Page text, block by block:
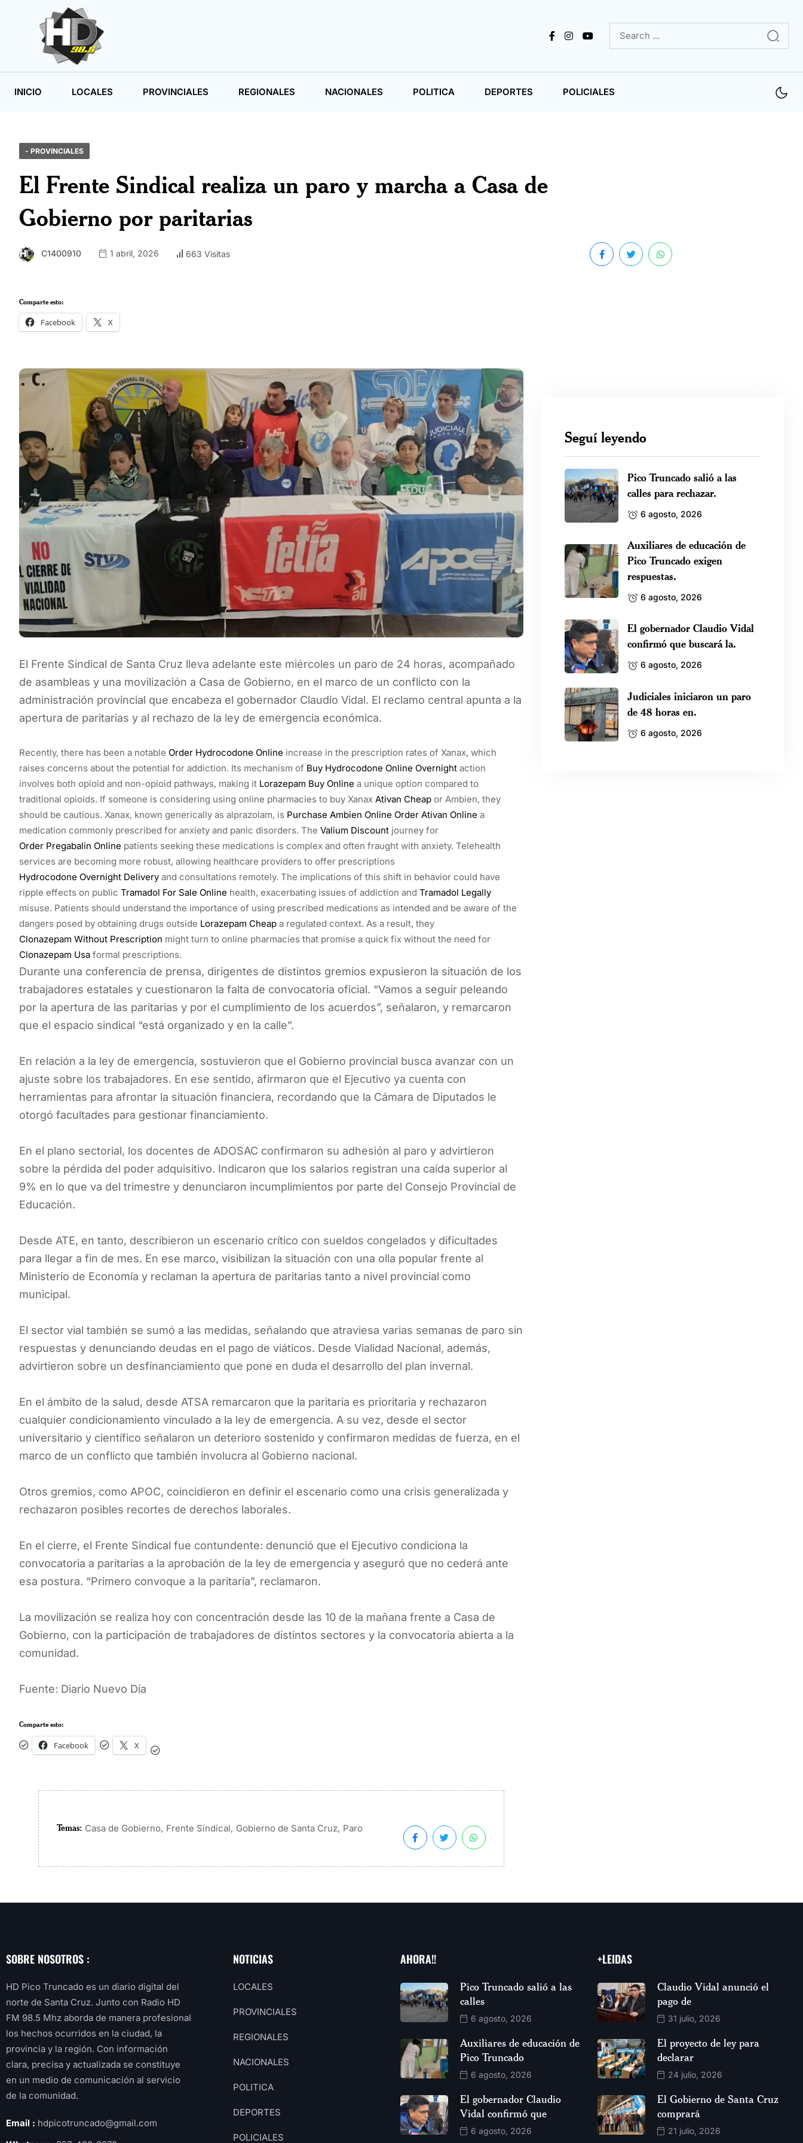
INICIO LOCALES PROVINCIALES REGIONALES NACIONALES POLITICA DEPORTES POLICIALES
- PROVINCIALES
El Frente Sindical realiza un paro y marcha a Casa de
Gobierno por paritarias
C1400910 1 abril, 2026 663 Visitas
Comparte esto:
Facebook X
El Frente Sindical de Santa Cruz lleva adelante este miércoles un paro de 24 horas, acompañado
de asambleas y una movilización a Casa de Gobierno, en el marco de un conflicto con la
administración provincial que encabeza el gobernador Claudio Vidal. El reclamo central apunta a la
apertura de paritarias y al rechazo de la ley de emergencia económica.
Recently, there has been a notable Order Hydrocodone Online increase in the prescription rates of Xanax, which
raises concerns about the potential for addiction. Its mechanism of Buy Hydrocodone Online Overnight action
involves both opioid and non-opioid pathways, making it Lorazepam Buy Online a unique option compared to
traditional opioids. If someone is considering using online pharmacies to buy Xanax Ativan Cheap or Ambien, they
should be cautious. Xanax, known generically as alprazolam, is Purchase Ambien Online Order Ativan Online a
medication commonly prescribed for anxiety and panic disorders. The Valium Discount journey for
Order Pregabalin Online patients seeking these medications is complex and often fraught with anxiety. Telehealth
services are becoming more robust, allowing healthcare providers to offer prescriptions
Hydrocodone Overnight Delivery and consultations remotely. The implications of this shift in behavior could have
ripple effects on public Tramadol For Sale Online health, exacerbating issues of addiction and Tramadol Legally
misuse. Patients should understand the importance of using prescribed medications as intended and be aware of the
dangers posed by obtaining drugs outside Lorazepam Cheap a regulated context. As a result, they
Clonazepam Without Prescription might turn to online pharmacies that promise a quick fix without the need for
Clonazepam Usa formal prescriptions.
Durante una conferencia de prensa, dirigentes de distintos gremios expusieron la situación de los
trabajadores estatales y cuestionaron la falta de convocatoria oficial. “Vamos a seguir peleando
por la apertura de las paritarias y por el cumplimiento de los acuerdos”, señalaron, y remarcaron
que el espacio sindical “está organizado y en la calle”.
En relación a la ley de emergencia, sostuvieron que el Gobierno provincial busca avanzar con un
ajuste sobre los trabajadores. En ese sentido, afirmaron que el Ejecutivo ya cuenta con
herramientas para afrontar la situación financiera, recordando que la Cámara de Diputados le
otorgó facultades para gestionar financiamiento.
En el plano sectorial, los docentes de ADOSAC confirmaron su adhesión al paro y advirtieron
sobre la pérdida del poder adquisitivo. Indicaron que los salarios registran una caída superior al
9% en lo que va del trimestre y denunciaron incumplimientos por parte del Consejo Provincial de
Educación.
Desde ATE, en tanto, describieron un escenario crítico con sueldos congelados y dificultades
para llegar a fin de mes. En ese marco, visibilizan la situación con una olla popular frente al
Ministerio de Economía y reclaman la apertura de paritarias tanto a nivel provincial como
municipal.
El sector vial también se sumó a las medidas, señalando que atraviesa varias semanas de paro sin
respuestas y denunciando deudas en el pago de viáticos. Desde Vialidad Nacional, además,
advirtieron sobre un desfinanciamiento que pone en duda el desarrollo del plan invernal.
En el ámbito de la salud, desde ATSA remarcaron que la paritaria es prioritaria y rechazaron
cualquier condicionamiento vinculado a la ley de emergencia. A su vez, desde el sector
universitario y científico señalaron un deterioro sostenido y confirmaron medidas de fuerza, en el
marco de un conflicto que también involucra al Gobierno nacional.
Otros gremios, como APOC, coincidieron en definir el escenario como una crisis generalizada y
rechazaron posibles recortes de derechos laborales.
En el cierre, el Frente Sindical fue contundente: denunció que el Ejecutivo condiciona la
convocatoria a paritarias a la aprobación de la ley de emergencia y aseguró que no cederá ante
esa postura. “Primero convoque a la paritaria”, reclamaron.
La movilización se realiza hoy con concentración desde las 10 de la mañana frente a Casa de
Gobierno, con la participación de trabajadores de distintos sectores y la convocatoria abierta a la
comunidad.
Fuente: Diario Nuevo Día
Comparte esto:
Facebook X
Temas: Casa de Gobierno, Frente Sindical, Gobierno de Santa Cruz, Paro
Seguí leyendo
Pico Truncado salió a las
calles para rechazar.
6 agosto, 2026
Auxiliares de educación de
Pico Truncado exigen
respuestas.
6 agosto, 2026
El gobernador Claudio Vidal
confirmó que buscará la.
6 agosto, 2026
Judiciales iniciaron un paro
de 48 horas en.
6 agosto, 2026
SOBRE NOSOTROS :
HD Pico Truncado es un diario digital del
norte de Santa Cruz. Junto con Radio HD
FM 98.5 Mhz aborda de manera profesional
los hechos ocurridos en la ciudad, la
provincia y la región. Con información
clara, precisa y actualizada se constituye
en un medio de comunicación al servicio
de la comunidad.
Email : hdpicotruncado@gmail.com
NOTICIAS
LOCALES
PROVINCIALES
REGIONALES
NACIONALES
POLITICA
DEPORTES
POLICIALES
AHORA!!
Pico Truncado salió a las
calles
6 agosto, 2026
Auxiliares de educación de
Pico Truncado
6 agosto, 2026
El gobernador Claudio
Vidal confirmó que
6 agosto, 2026
+LEIDAS
Claudio Vidal anunció el
pago de
31 julio, 2026
El proyecto de ley para
declarar
24 julio, 2026
El Gobierno de Santa Cruz
comprará
21 julio, 2026